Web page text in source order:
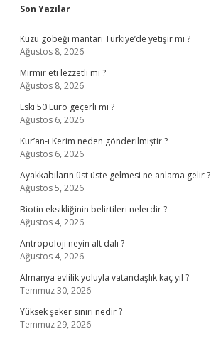
Sidebar
Son Yazılar
Kuzu göbeği mantarı Türkiye’de yetişir mi ?
Ağustos 8, 2026
Mırmır eti lezzetli mi ?
Ağustos 8, 2026
Eski 50 Euro geçerli mi ?
Ağustos 6, 2026
Kur’an-ı Kerim neden gönderilmiştir ?
Ağustos 6, 2026
Ayakkabıların üst üste gelmesi ne anlama gelir ?
Ağustos 5, 2026
Biotin eksikliğinin belirtileri nelerdir ?
Ağustos 4, 2026
Antropoloji neyin alt dalı ?
Ağustos 4, 2026
Almanya evlilik yoluyla vatandaşlık kaç yıl ?
Temmuz 30, 2026
Yüksek şeker sınırı nedir ?
Temmuz 29, 2026